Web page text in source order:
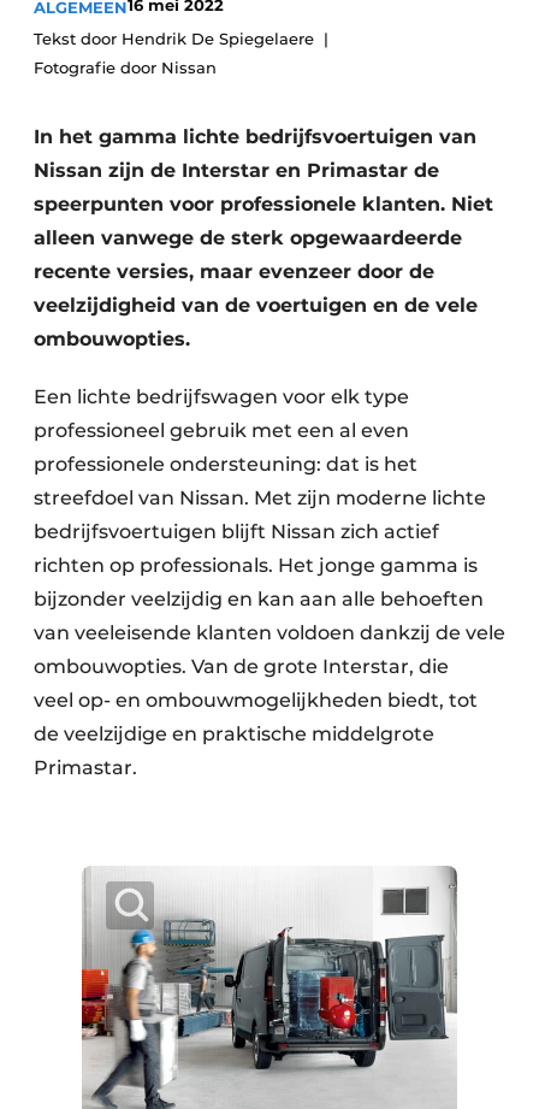
Vacatures
Aanmelden
Bedrijven
Contact
Akoestiek
Brandveiligheid
BIM
Evenementen
Dak & Gevel
Houtbouw
HVAC
Interieurarchitectuur
Keukens
Renovatie
Software
Toegangscontrole
Veiligheid & Opleiding
ALGEMEEN16 mei 2022
Tekst door Hendrik De Spiegelaere
Fotografie door Nissan
In het gamma lichte bedrijfsvoertuigen van
Nissan zijn de Interstar en Primastar de
speerpunten voor professionele klanten. Niet
alleen vanwege de sterk opgewaardeerde
recente versies, maar evenzeer door de
veelzijdigheid van de voertuigen en de vele
ombouwopties.
Een lichte bedrijfswagen voor elk type
professioneel gebruik met een al even
professionele ondersteuning: dat is het
streefdoel van Nissan. Met zijn moderne lichte
bedrijfsvoertuigen blijft Nissan zich actief
richten op professionals. Het jonge gamma is
bijzonder veelzijdig en kan aan alle behoeften
van veeleisende klanten voldoen dankzij de vele
ombouwopties. Van de grote Interstar, die
veel op- en ombouwmogelijkheden biedt, tot
de veelzijdige en praktische middelgrote
Primastar.